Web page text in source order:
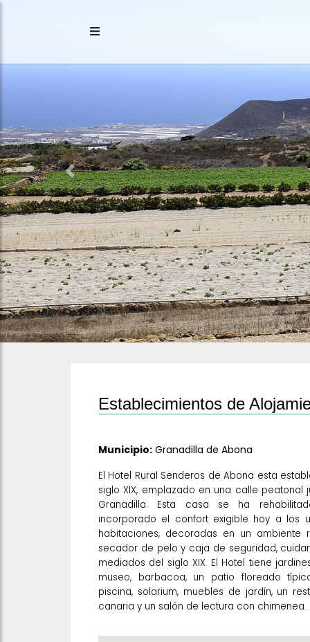
Previous
Establecimientos de
Municipio: Granadilla de Abona
El Hotel Rural Senderos de Abona esta
siglo XIX, emplazado en una calle
Granadilla. Esta casa se ha
incorporado el confort exigible hoy a los
habitaciones, decoradas en un ambiente
secador de pelo y caja de seguridad,
mediados del siglo XIX. El Hotel tiene
museo, barbacoa, un patio floreado
piscina, solarium, muebles de jardín, un
canaria y un salón de lectura con chimenea.